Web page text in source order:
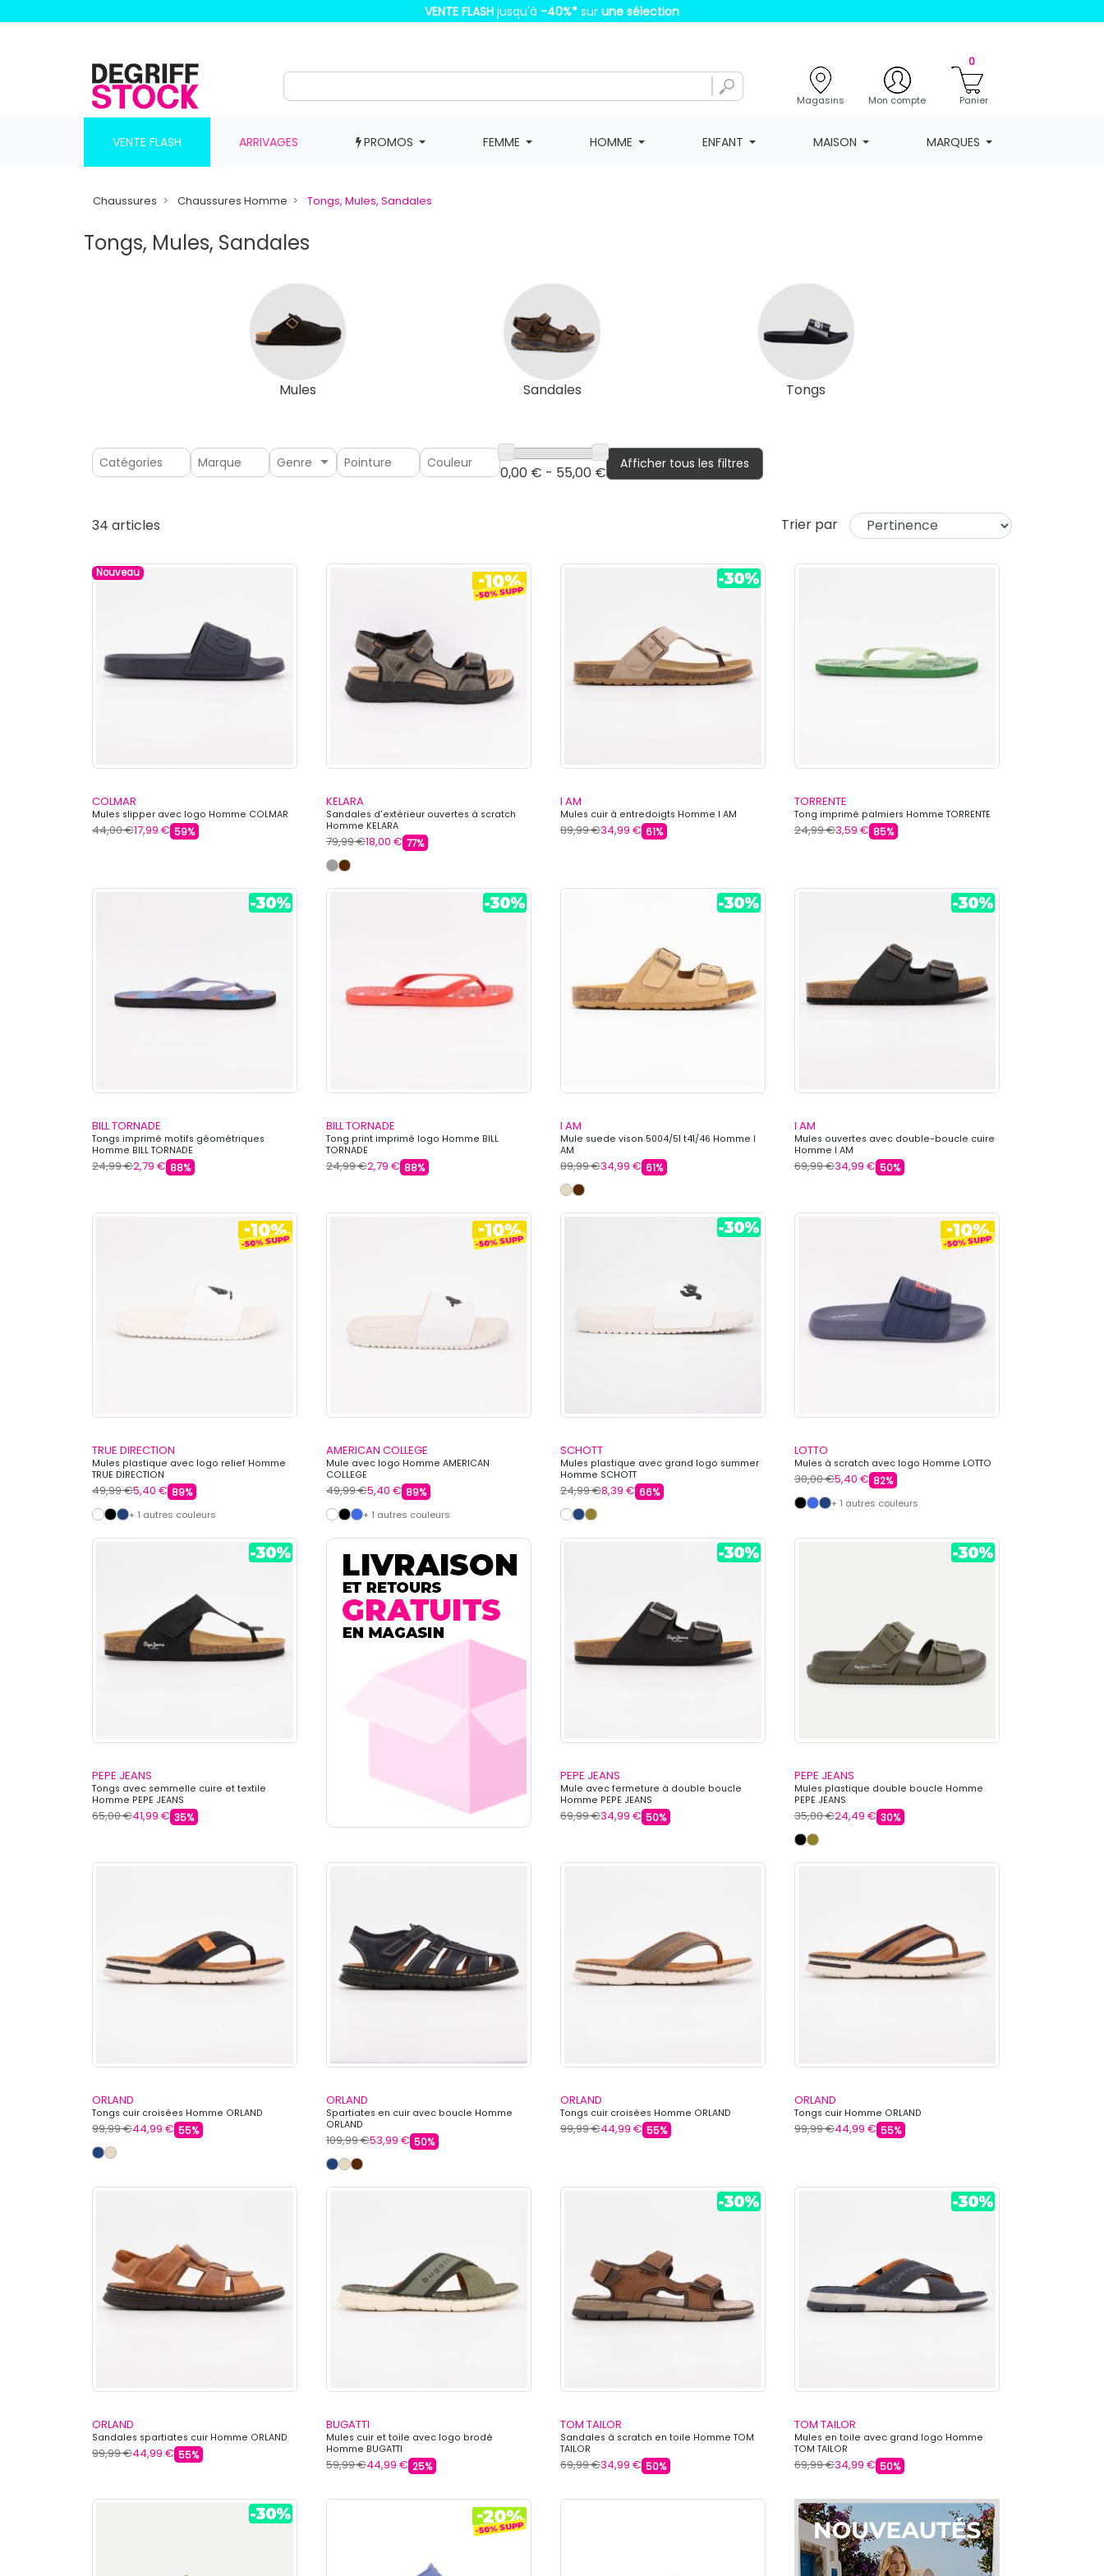
VENTE FLASH jusqu'à -40%* sur une sélection
Magasins Mon compte
0
Panier
VENTE FLASH ARRIVAGES PROMOS FEMME HOMME ENFANT MAISON MARQUES
Chaussures Chaussures Homme Tongs, Mules, Sandales
Tongs, Mules, Sandales
Mules Sandales Tongs
Genre
0,00 € - 55,00 €
Afficher tous les filtres
34 articles Trier par
Nouveau
COLMAR
Mules slipper avec logo Homme COLMAR
44,00 €17,99 € 59%
KELARA
Sandales d'extérieur ouvertes à scratch
Homme KELARA
79,99 €18,00 € 77%
I AM
Mules cuir à entredoigts Homme I AM
89,99 €34,99 € 61%
TORRENTE
Tong imprimé palmiers Homme TORRENTE
24,99 €3,59 € 85%
BILL TORNADE
Tongs imprimé motifs géométriques
Homme BILL TORNADE
24,99 €2,79 € 88%
BILL TORNADE
Tong print imprimé logo Homme BILL
TORNADE
24,99 €2,79 € 88%
I AM
Mule suede vison 5004/51 t41/46 Homme I
AM
89,99 €34,99 € 61%
I AM
Mules ouvertes avec double-boucle cuire
Homme I AM
69,99 €34,99 € 50%
TRUE DIRECTION
Mules plastique avec logo relief Homme
TRUE DIRECTION
49,99 €5,40 € 89%
+ 1 autres couleurs
AMERICAN COLLEGE
Mule avec logo Homme AMERICAN
COLLEGE
49,99 €5,40 € 89%
+ 1 autres couleurs
SCHOTT
Mules plastique avec grand logo summer
Homme SCHOTT
24,99 €8,39 € 66%
LOTTO
Mules à scratch avec logo Homme LOTTO
30,00 €5,40 € 82%
+ 1 autres couleurs
PEPE JEANS
Tongs avec semmelle cuire et textile
Homme PEPE JEANS
65,00 €41,99 € 35%
PEPE JEANS
Mule avec fermeture à double boucle
Homme PEPE JEANS
69,99 €34,99 € 50%
PEPE JEANS
Mules plastique double boucle Homme
PEPE JEANS
35,00 €24,49 € 30%
ORLAND
Tongs cuir croisées Homme ORLAND
99,99 €44,99 € 55%
ORLAND
Spartiates en cuir avec boucle Homme
ORLAND
109,99 €53,99 € 50%
ORLAND
Tongs cuir croisées Homme ORLAND
99,99 €44,99 € 55%
ORLAND
Tongs cuir Homme ORLAND
99,99 €44,99 € 55%
ORLAND
Sandales spartiates cuir Homme ORLAND
99,99 €44,99 € 55%
BUGATTI
Mules cuir et toile avec logo brodé
Homme BUGATTI
59,99 €44,99 € 25%
TOM TAILOR
Sandales à scratch en toile Homme TOM
TAILOR
69,99 €34,99 € 50%
TOM TAILOR
Mules en toile avec grand logo Homme
TOM TAILOR
69,99 €34,99 € 50%